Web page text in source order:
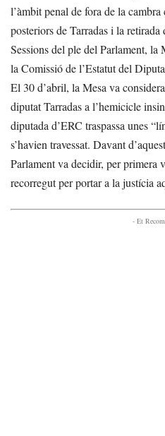
l’àmbit penal de fora de la
posteriors de Tarradas i la
Sessions del ple del Parlament, la
la Comissió de l’Estatut del
El 30 d’abril, la Mesa va
diputat Tarradas a l’hemicicle
diputada d’ERC traspassa unes
s’havien travessat. Davant
Parlament va decidir, per primera
recorregut per portar a la justícia
- Et